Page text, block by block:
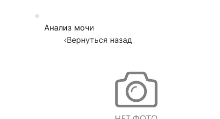
Анализ мочи
‹Вернуться назад